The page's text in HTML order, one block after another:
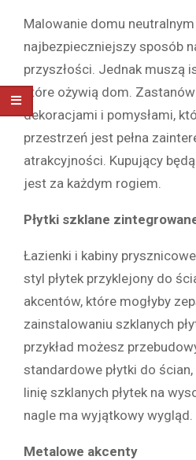
Malowanie domu
najbezpieczniejszy sposób
przyszłości. Jednak muszą
które ożywią dom.
dekoracjami i pomysłami,
przestrzeń jest pełna
atrakcyjności. Kupujący
jest za każdym rogiem.
Płytki szklane
Łazienki i kabiny
styl płytek przyklejony do
akcentów, które mogłyby
zainstalowaniu szklanych
przykład możesz
standardowe płytki do
linię szklanych płytek na
nagle ma wyjątkowy wygląd.
Metalowe akcenty